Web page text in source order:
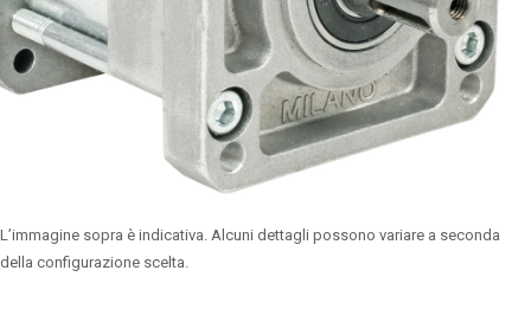
L’immagine sopra è indicativa. Alcuni dettagli possono variare a seconda
della configurazione scelta.